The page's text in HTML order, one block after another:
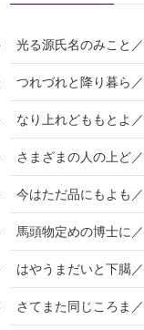
光る源氏名のみこと
つれづれと降り暮ら
なり上れどももとよ
さまざまの人の上ど
今はただ品にもよも
馬頭物定めの博士に
はやうまだいと下臈
さてまた同じころま